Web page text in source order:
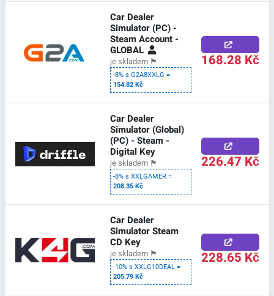
Car Dealer
Simulator (PC) -
Steam Account -
GLOBAL
je skladem 🏴
-8% s G2A8XXLG =
154.82 Kč
168.28 Kč
Car Dealer
Simulator (Global)
(PC) - Steam -
Digital Key
je skladem 🏴
-8% s XXLGAMER =
208.35 Kč
226.47 Kč
Car Dealer
Simulator Steam
CD Key
je skladem 🏴
-10% s XXLG10DEAL =
205.79 Kč
228.65 Kč